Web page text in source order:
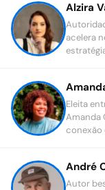
Alzira
acelera
Eleita
Amanda
conexão
André
Autor